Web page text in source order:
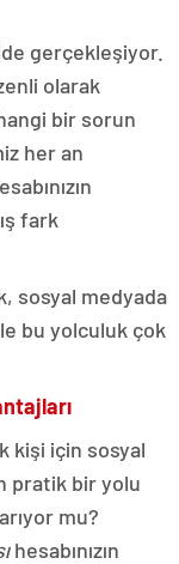
gerçekleşiyor.
olarak
bir sorun
her an
fark
sosyal medyada
bu yolculuk çok
kişi için sosyal
pratik bir yolu
mu?
hesabınızın